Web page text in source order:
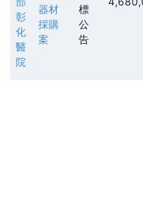
彰
化
醫
院
器材
採購
案
標
公
告